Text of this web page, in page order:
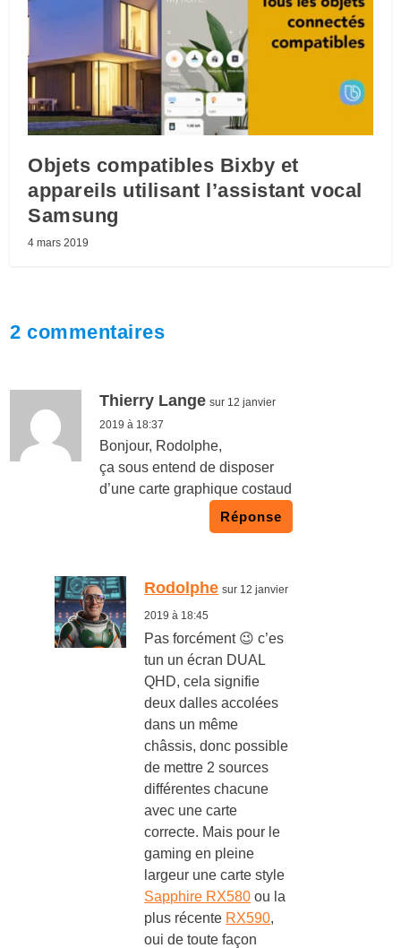
Objets compatibles Bixby et
appareils utilisant l’assistant vocal
Samsung
4 mars 2019
2 commentaires
Thierry Lange sur 12 janvier
2019 à 18:37
Bonjour, Rodolphe,
ça sous entend de disposer
d’une carte graphique costaud
Réponse
Rodolphe sur 12 janvier
2019 à 18:45
Pas forcément 😉 c’es
tun un écran DUAL
QHD, cela signifie
deux dalles accolées
dans un même
châssis, donc possible
de mettre 2 sources
différentes chacune
avec une carte
correcte. Mais pour le
gaming en pleine
largeur une carte style
Sapphire RX580 ou la
plus récente RX590,
oui de toute façon